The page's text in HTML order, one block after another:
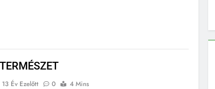
13 Év Ezelőtt 0
4 Mins